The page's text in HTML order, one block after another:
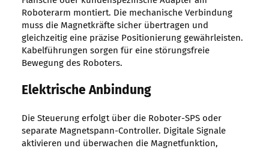
Roboterarm montiert. Die mechanische Verbindung
muss die Magnetkräfte sicher übertragen und
gleichzeitig eine präzise Positionierung gewährleisten.
Kabelführungen sorgen für eine störungsfreie
Bewegung des Roboters.
Elektrische Anbindung
Die Steuerung erfolgt über die Roboter-SPS oder
separate Magnetspann-Controller. Digitale Signale
aktivieren und überwachen die Magnetfunktion,